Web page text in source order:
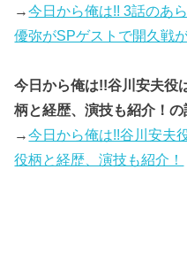
→今日から俺は!! 3話のあ
優弥がSPゲストで開久戦
今日から俺は!!谷川安夫役
柄と経歴、演技も紹介！の
→今日から俺は!!谷川安夫
役柄と経歴、演技も紹介！